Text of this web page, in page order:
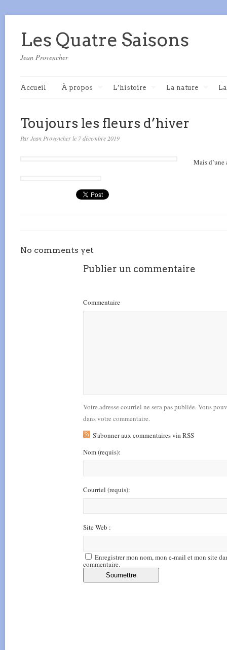
Les Quatre Saisons
Jean Provencher
Accueil À propos L’histoire La nature
Toujours les fleurs d’hiver
Par Jean Provencher le 7 décembre 2019
Mais d’une
No comments yet
Publier un commentaire
Commentaire
Votre adresse courriel ne sera pas publiée. Vous
dans votre commentaire.
S'abonner aux commentaires via RSS
Nom(requis):
Courriel (requis):
Site Web :
Enregistrer mon nom, mon e-mail et mon site
commentaire.